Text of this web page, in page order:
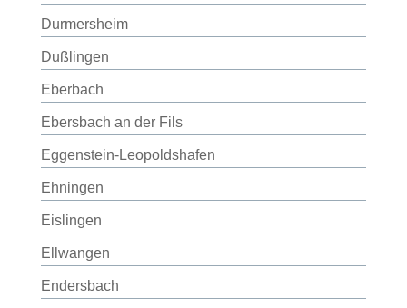
Durmersheim
Dußlingen
Eberbach
Ebersbach an der Fils
Eggenstein-Leopoldshafen
Ehningen
Eislingen
Ellwangen
Endersbach